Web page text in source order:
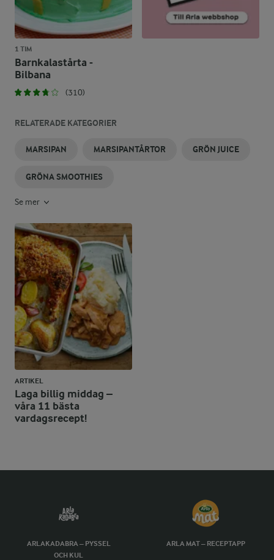
1 TIM
Barnkalastårta -
Bilbana
(310)
RELATERADE KATEGORIER
MARSIPAN MARSIPANTÅRTOR GRÖN JUICE
GRÖNA SMOOTHIES
Se mer
ARTIKEL
Laga billig middag –
våra 11 bästa
vardagsrecept!
ARLAKADABRA – PYSSEL
OCH KUL
ARLA MAT – RECEPTAPP